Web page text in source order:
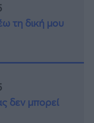
τη δική μου
δεν μπορεί